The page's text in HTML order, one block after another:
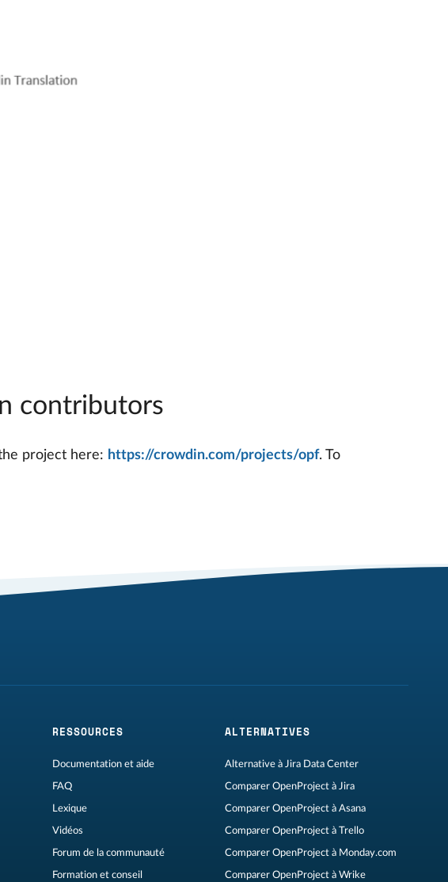
contributors
project here: https://crowdin.com/projects/opf. To
RESSOURCES
Documentation et aide
FAQ
Lexique
Vidéos
Forum de la communauté
Formation et conseil
ALTERNATIVES
Alternative à Jira Data Center
Comparer OpenProject à Jira
Comparer OpenProject à Asana
Comparer OpenProject à Trello
Comparer OpenProject à Monday.com
Comparer OpenProject à Wrike